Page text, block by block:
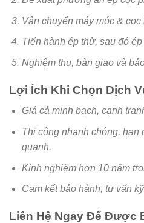
Vận chuyển máy móc &
Tiến hành ép thử, sau đó
Nghiệm thu, bàn giao và
Lợi Ích Khi Chọn Dịch
Giá cả minh bạch, cạnh
Thi công nhanh chóng, hạn
quanh.
Kinh nghiệm hơn 10 năm
Cam kết bảo hành, tư vấn
Liên Hệ Ngay Để Được